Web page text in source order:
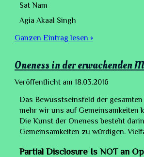
Sat Nam
Agia Akaal Singh
Ganzen Eintrag lesen »
Oneness in der erwachenden
Veröffentlicht am 18.03.2016
Das Bewusstseinsfeld der
mehr wir uns auf
Die Kunst der Oneness besteht
Gemeinsamkeiten zu würdigen.
Partial Disclosure Is NOT an